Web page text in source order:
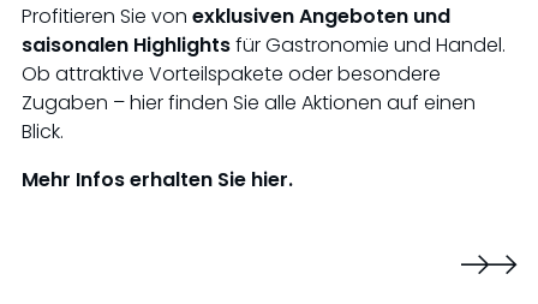
Profitieren Sie von exklusiven Angeboten und
saisonalen Highlightsfür Gastronomie und Handel.
Ob attraktive Vorteilspakete oder besondere
Zugaben – hier finden Sie alle Aktionen auf einen
Blick.
Mehr Infos erhalten Sie hier.